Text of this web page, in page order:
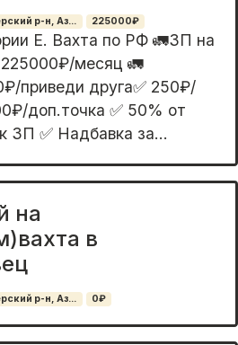
р-н, Аз... 225000₽
Е. Вахта по РФ 🚛ЗП на
месяц 🚛
приведи друга✅ 250₽/
доп.точка ✅ 50% от
ЗП ✅ Надбавка за...
на
в
р-н, Аз... 0₽